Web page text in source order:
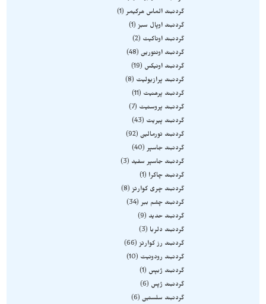
گردنبند الماس هرکیمر 1
گردنبند اوپال سبز 1
گردنبند اوناکیت
2
گردنبند اونتورین 48
گردنبند اونیکس
19
گردنبند پرازیولیت
8
گردنبند پرهنیت
11
گردنبند پروستیت
7
گردنبند پیریت
43
گردنبند تورمالین 92
گردنبند جاسپر 40
گردنبند جاسپر سفید
3
گردنبند چاکرا
1
گردنبند چری کوارتز 8
گردنبند چشم ببر 34
گردنبند حدید
9
گردنبند دلربا
3
گردنبند رز کوارتز 66
گردنبند رودونیت
10
گردنبند ژبپس
1
گردنبند ژپس
6
گردنبند سلستین 6